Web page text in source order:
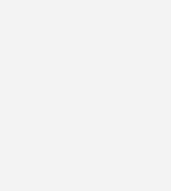
ist freigeschaltet.